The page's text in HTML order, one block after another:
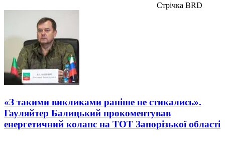
Стрічка BRD
«З такими викликами раніше не стикались».
Гауляйтер Балицький прокоментував
енергетичний колапс на ТОТ Запорізької області